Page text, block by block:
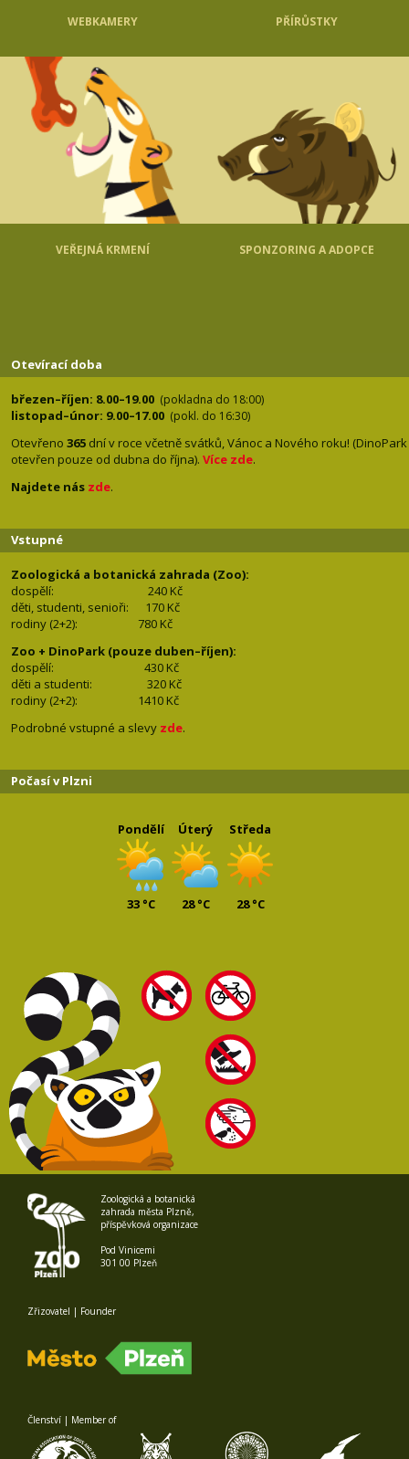
WEBKAMERY PŘÍRŮSTKY
VEŘEJNÁ KRMENÍ SPONZORING A ADOPCE
Otevírací doba
březen–říjen: 8.00–19.00 (pokladna do 18:00)
listopad–únor: 9.00–17.00 (pokl. do 16:30)
Otevřeno 365 dní v roce včetně svátků, Vánoc a Nového roku! (DinoPark
otevřen pouze od dubna do října). Více zde.
Najdete nás zde.
Vstupné
Zoologická a botanická zahrada (Zoo):
dospělí:
240 Kč
děti, studenti, senioři: 170 Kč
rodiny (2+2): 780 Kč
Zoo + DinoPark (pouze duben–říjen):
dospělí: 430 Kč
děti a studenti: 320 Kč
rodiny (2+2): 1410 Kč
Podrobné vstupné a slevy zde.
Počasí v Plzni
Pondělí
33 °C
Úterý
28 °C
Středa
28 °C
Zoologická a botanická
zahrada města Plzně,
příspěvková organizace
Pod Vinicemi
301 00 Plzeň
Zřizovatel | Founder
Členství | Member of